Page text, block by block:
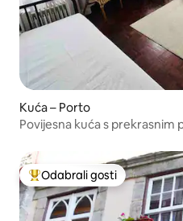
Kuća – Porto
Povijesna kuća s prekrasnim
Među najviše rangiranima s
Odabrali gosti